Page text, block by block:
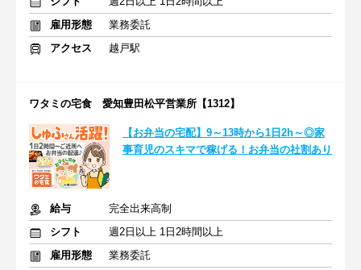
雇用形態
業務委託
アクセス
越戸駅
ワタミの宅食 愛知豊田松平営業所【1312】
【お弁当の宅配】9～13時から1日2h～◎家
事育児のスキマで稼げる！お弁当の社割あり
給与
完全出来高制
シフト
週2日以上 1日2時間以上
雇用形態
業務委託